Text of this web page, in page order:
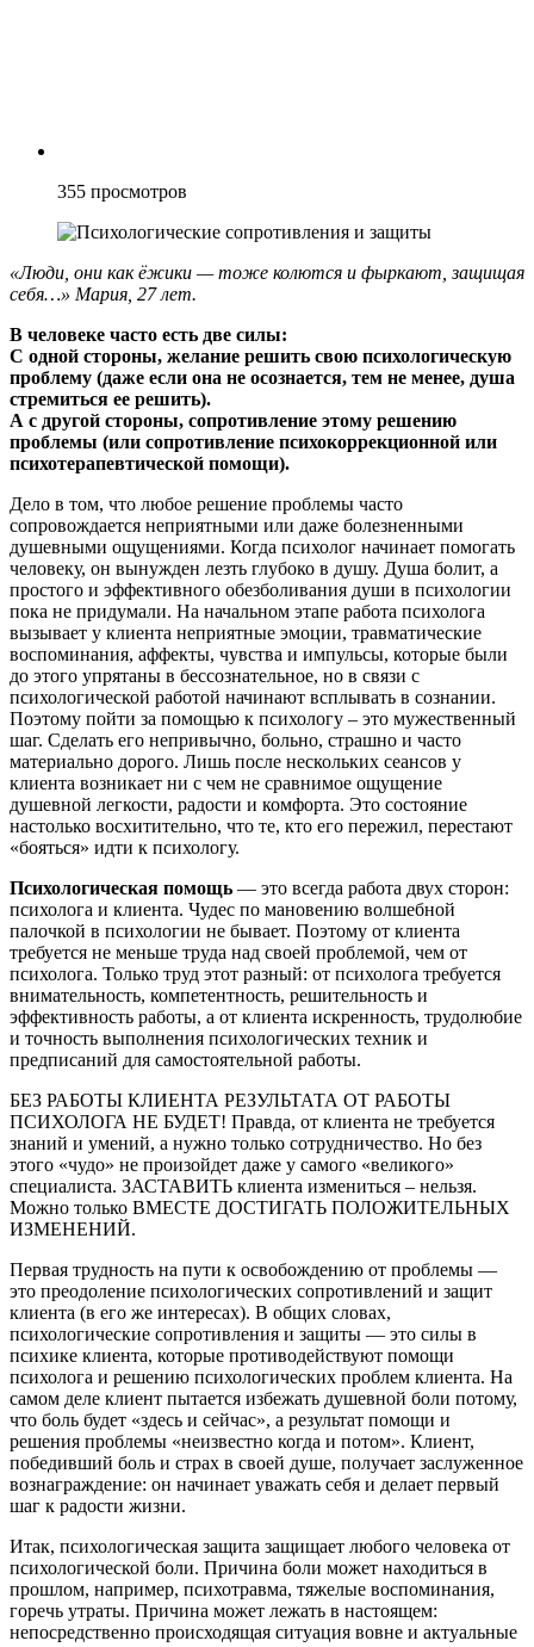
355 просмотров
«Люди, они как ёжики — тоже колются и фыркают, защищая
себя…» Мария, 27 лет.
В человеке часто есть две силы:
С одной стороны, желание решить свою психологическую
проблему (даже если она не осознается, тем не менее, душа
стремиться ее решить).
А с другой стороны, сопротивление этому решению
проблемы (или сопротивление психокоррекционной или
психотерапевтической помощи).
Дело в том, что любое решение проблемы часто
сопровождается неприятными или даже болезненными
душевными ощущениями. Когда психолог начинает помогать
человеку, он вынужден лезть глубоко в душу. Душа болит, а
простого и эффективного обезболивания души в психологии
пока не придумали. На начальном этапе работа психолога
вызывает у клиента неприятные эмоции, травматические
воспоминания, аффекты, чувства и импульсы, которые были
до этого упрятаны в бессознательное, но в связи с
психологической работой начинают всплывать в сознании.
Поэтому пойти за помощью к психологу – это мужественный
шаг. Сделать его непривычно, больно, страшно и часто
материально дорого. Лишь после нескольких сеансов у
клиента возникает ни с чем не сравнимое ощущение
душевной легкости, радости и комфорта. Это состояние
настолько восхитительно, что те, кто его пережил, перестают
«бояться» идти к психологу.
Психологическая помощь — это всегда работа двух сторон:
психолога и клиента. Чудес по мановению волшебной
палочкой в психологии не бывает. Поэтому от клиента
требуется не меньше труда над своей проблемой, чем от
психолога. Только труд этот разный: от психолога требуется
внимательность, компетентность, решительность и
эффективность работы, а от клиента искренность, трудолюбие
и точность выполнения психологических техник и
предписаний для самостоятельной работы.
БЕЗ РАБОТЫ КЛИЕНТА РЕЗУЛЬТАТА ОТ РАБОТЫ
ПСИХОЛОГА НЕ БУДЕТ! Правда, от клиента не требуется
знаний и умений, а нужно только сотрудничество. Но без
этого «чудо» не произойдет даже у самого «великого»
специалиста. ЗАСТАВИТЬ клиента измениться – нельзя.
Можно только ВМЕСТЕ ДОСТИГАТЬ ПОЛОЖИТЕЛЬНЫХ
ИЗМЕНЕНИЙ.
Первая трудность на пути к освобождению от проблемы —
это преодоление психологических сопротивлений и защит
клиента (в его же интересах). В общих словах,
психологические сопротивления и защиты — это силы в
психике клиента, которые противодействуют помощи
психолога и решению психологических проблем клиента. На
самом деле клиент пытается избежать душевной боли потому,
что боль будет «здесь и сейчас», а результат помощи и
решения проблемы «неизвестно когда и потом». Клиент,
победивший боль и страх в своей душе, получает заслуженное
вознаграждение: он начинает уважать себя и делает первый
шаг к радости жизни.
Итак, психологическая защита защищает любого человека от
психологической боли. Причина боли может находиться в
прошлом, например, психотравма, тяжелые воспоминания,
горечь утраты. Причина может лежать в настоящем:
непосредственно происходящая ситуация вовне и актуальные